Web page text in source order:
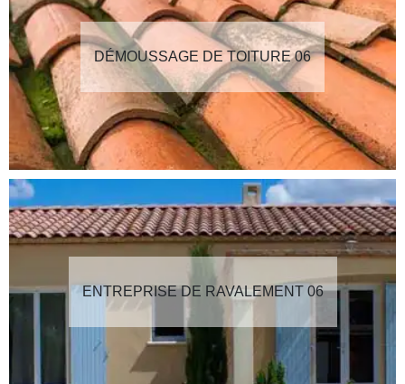
DÉMOUSSAGE DE TOITURE 06
ENTREPRISE DE RAVALEMENT 06